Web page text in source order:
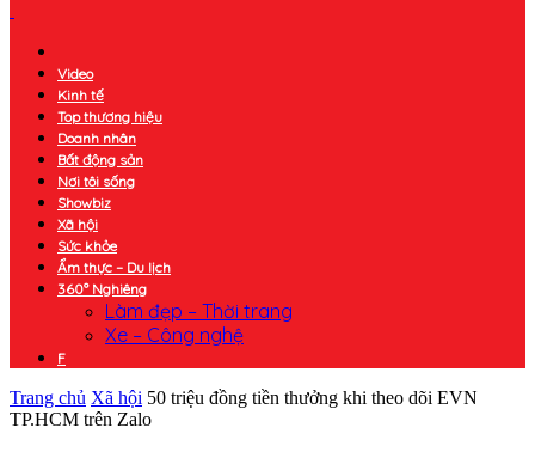
Video
Kinh tế
Top thương hiệu
Doanh nhân
Bất động sản
Nơi tôi sống
Showbiz
Xã hội
Sức khỏe
Ẩm thực – Du lịch
360° Nghiêng
Làm đẹp – Thời trang
Xe – Công nghệ
F
Trang chủ Xã hội 50 triệu đồng tiền thưởng khi theo dõi EVN
TP.HCM trên Zalo